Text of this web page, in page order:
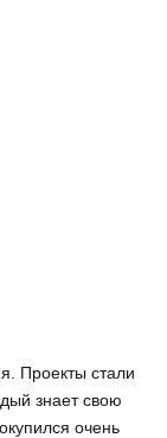
Проекты стали
знает свою
очень